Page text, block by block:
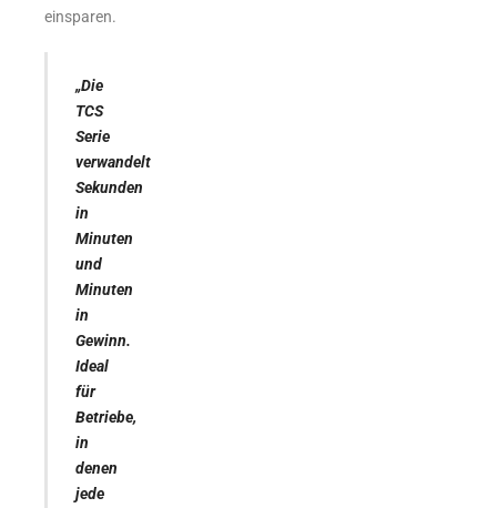
einsparen.
„Die
TCS
Serie
verwandelt
Sekunden
in
Minuten
und
Minuten
in
Gewinn.
Ideal
für
Betriebe,
in
denen
jede